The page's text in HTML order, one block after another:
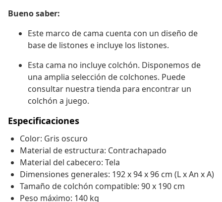
Bueno saber:
Este marco de cama cuenta con un diseño de
base de listones e incluye los listones.
Esta cama no incluye colchón. Disponemos de
una amplia selección de colchones. Puede
consultar nuestra tienda para encontrar un
colchón a juego.
Especificaciones
Color: Gris oscuro
Material de estructura: Contrachapado
Material del cabecero: Tela
Dimensiones generales: 192 x 94 x 96 cm (L x An x A)
Tamaño de colchón compatible: 90 x 190 cm
Peso máximo: 140 kg